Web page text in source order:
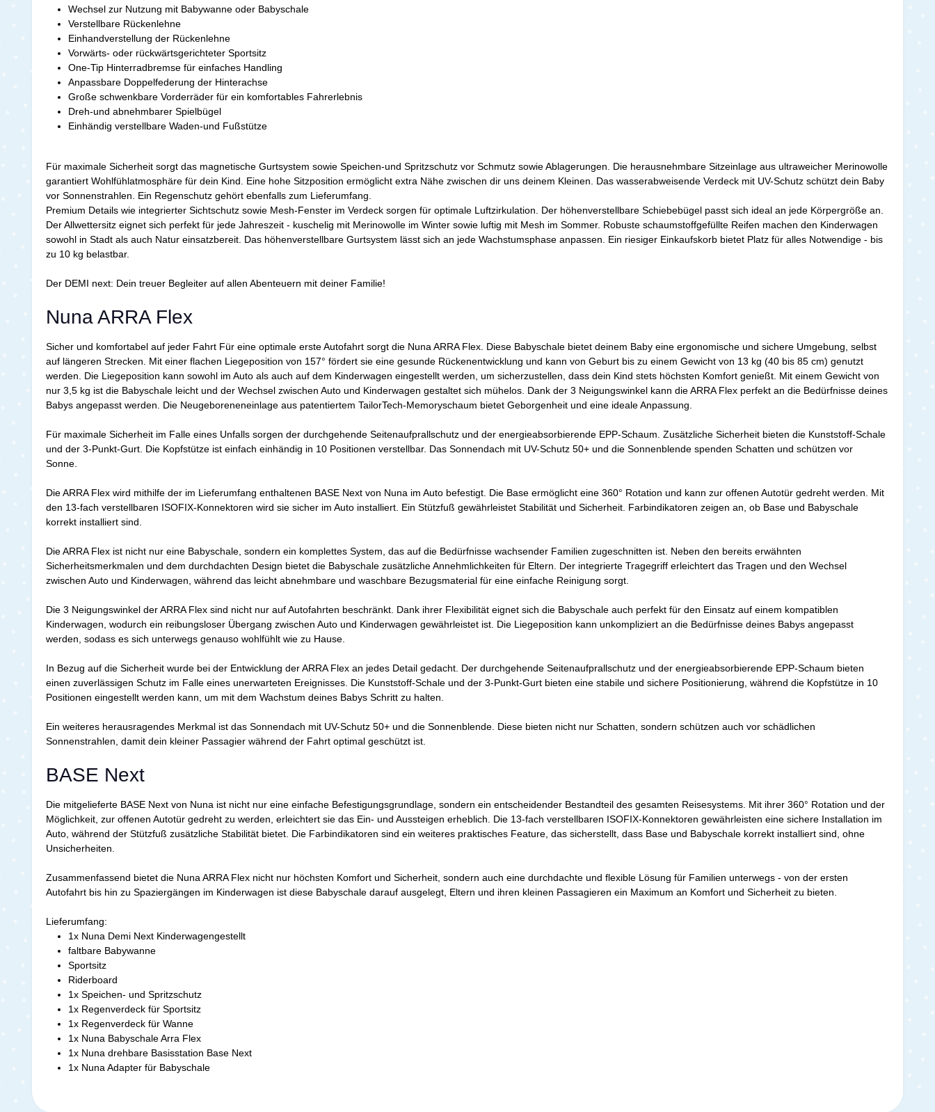
Wechsel zur Nutzung mit Babywanne oder Babyschale
Verstellbare Rückenlehne
Einhandverstellung der Rückenlehne
Vorwärts- oder rückwärtsgerichteter Sportsitz
One-Tip Hinterradbremse für einfaches Handling
Anpassbare Doppelfederung der Hinterachse
Große schwenkbare Vorderräder für ein komfortables Fahrerlebnis
Dreh-und abnehmbarer Spielbügel
Einhändig verstellbare Waden-und Fußstütze
Für maximale Sicherheit sorgt das magnetische Gurtsystem sowie Speichen-und Spritzschutz vor Schmutz sowie Ablagerungen. Die herausnehmbare Sitzeinlage aus ultraweicher Merinowolle
garantiert Wohlfühlatmosphäre für dein Kind. Eine hohe Sitzposition ermöglicht extra Nähe zwischen dir uns deinem Kleinen. Das wasserabweisende Verdeck mit UV-Schutz schützt dein Baby
vor Sonnenstrahlen. Ein Regenschutz gehört ebenfalls zum Lieferumfang.
Premium Details wie integrierter Sichtschutz sowie Mesh-Fenster im Verdeck sorgen für optimale Luftzirkulation. Der höhenverstellbare Schiebebügel passt sich ideal an jede Körpergröße an.
Der Allwettersitz eignet sich perfekt für jede Jahreszeit - kuschelig mit Merinowolle im Winter sowie luftig mit Mesh im Sommer. Robuste schaumstoffgefüllte Reifen machen den Kinderwagen
sowohl in Stadt als auch Natur einsatzbereit. Das höhenverstellbare Gurtsystem lässt sich an jede Wachstumsphase anpassen. Ein riesiger Einkaufskorb bietet Platz für alles Notwendige - bis
zu 10 kg belastbar.
Der DEMI next: Dein treuer Begleiter auf allen Abenteuern mit deiner Familie!
Nuna ARRA Flex
Sicher und komfortabel auf jeder Fahrt Für eine optimale erste Autofahrt sorgt die Nuna ARRA Flex. Diese Babyschale bietet deinem Baby eine ergonomische und sichere Umgebung, selbst
auf längeren Strecken. Mit einer flachen Liegeposition von 157° fördert sie eine gesunde Rückenentwicklung und kann von Geburt bis zu einem Gewicht von 13 kg (40 bis 85 cm) genutzt
werden. Die Liegeposition kann sowohl im Auto als auch auf dem Kinderwagen eingestellt werden, um sicherzustellen, dass dein Kind stets höchsten Komfort genießt. Mit einem Gewicht von
nur 3,5 kg ist die Babyschale leicht und der Wechsel zwischen Auto und Kinderwagen gestaltet sich mühelos. Dank der 3 Neigungswinkel kann die ARRA Flex perfekt an die Bedürfnisse deines
Babys angepasst werden. Die Neugeboreneneinlage aus patentiertem TailorTech-Memoryschaum bietet Geborgenheit und eine ideale Anpassung.
Für maximale Sicherheit im Falle eines Unfalls sorgen der durchgehende Seitenaufprallschutz und der energieabsorbierende EPP-Schaum. Zusätzliche Sicherheit bieten die Kunststoff-Schale
und der 3-Punkt-Gurt. Die Kopfstütze ist einfach einhändig in 10 Positionen verstellbar. Das Sonnendach mit UV-Schutz 50+ und die Sonnenblende spenden Schatten und schützen vor
Sonne.
Die ARRA Flex wird mithilfe der im Lieferumfang enthaltenen BASE Next von Nuna im Auto befestigt. Die Base ermöglicht eine 360° Rotation und kann zur offenen Autotür gedreht werden. Mit
den 13-fach verstellbaren ISOFIX-Konnektoren wird sie sicher im Auto installiert. Ein Stützfuß gewährleistet Stabilität und Sicherheit. Farbindikatoren zeigen an, ob Base und Babyschale
korrekt installiert sind.
Die ARRA Flex ist nicht nur eine Babyschale, sondern ein komplettes System, das auf die Bedürfnisse wachsender Familien zugeschnitten ist. Neben den bereits erwähnten
Sicherheitsmerkmalen und dem durchdachten Design bietet die Babyschale zusätzliche Annehmlichkeiten für Eltern. Der integrierte Tragegriff erleichtert das Tragen und den Wechsel
zwischen Auto und Kinderwagen, während das leicht abnehmbare und waschbare Bezugsmaterial für eine einfache Reinigung sorgt.
Die 3 Neigungswinkel der ARRA Flex sind nicht nur auf Autofahrten beschränkt. Dank ihrer Flexibilität eignet sich die Babyschale auch perfekt für den Einsatz auf einem kompatiblen
Kinderwagen, wodurch ein reibungsloser Übergang zwischen Auto und Kinderwagen gewährleistet ist. Die Liegeposition kann unkompliziert an die Bedürfnisse deines Babys angepasst
werden, sodass es sich unterwegs genauso wohlfühlt wie zu Hause.
In Bezug auf die Sicherheit wurde bei der Entwicklung der ARRA Flex an jedes Detail gedacht. Der durchgehende Seitenaufprallschutz und der energieabsorbierende EPP-Schaum bieten
einen zuverlässigen Schutz im Falle eines unerwarteten Ereignisses. Die Kunststoff-Schale und der 3-Punkt-Gurt bieten eine stabile und sichere Positionierung, während die Kopfstütze in 10
Positionen eingestellt werden kann, um mit dem Wachstum deines Babys Schritt zu halten.
Ein weiteres herausragendes Merkmal ist das Sonnendach mit UV-Schutz 50+ und die Sonnenblende. Diese bieten nicht nur Schatten, sondern schützen auch vor schädlichen
Sonnenstrahlen, damit dein kleiner Passagier während der Fahrt optimal geschützt ist.
BASE Next
Die mitgelieferte BASE Next von Nuna ist nicht nur eine einfache Befestigungsgrundlage, sondern ein entscheidender Bestandteil des gesamten Reisesystems. Mit ihrer 360° Rotation und der
Möglichkeit, zur offenen Autotür gedreht zu werden, erleichtert sie das Ein- und Aussteigen erheblich. Die 13-fach verstellbaren ISOFIX-Konnektoren gewährleisten eine sichere Installation im
Auto, während der Stützfuß zusätzliche Stabilität bietet. Die Farbindikatoren sind ein weiteres praktisches Feature, das sicherstellt, dass Base und Babyschale korrekt installiert sind, ohne
Unsicherheiten.
Zusammenfassend bietet die Nuna ARRA Flex nicht nur höchsten Komfort und Sicherheit, sondern auch eine durchdachte und flexible Lösung für Familien unterwegs - von der ersten
Autofahrt bis hin zu Spaziergängen im Kinderwagen ist diese Babyschale darauf ausgelegt, Eltern und ihren kleinen Passagieren ein Maximum an Komfort und Sicherheit zu bieten.
Lieferumfang:
1x Nuna Demi Next Kinderwagengestellt
faltbare Babywanne
Sportsitz
Riderboard
1x Speichen- und Spritzschutz
1x Regenverdeck für Sportsitz
1x Regenverdeck für Wanne
1x Nuna Babyschale Arra Flex
1x Nuna drehbare Basisstation Base Next
1x Nuna Adapter für Babyschale